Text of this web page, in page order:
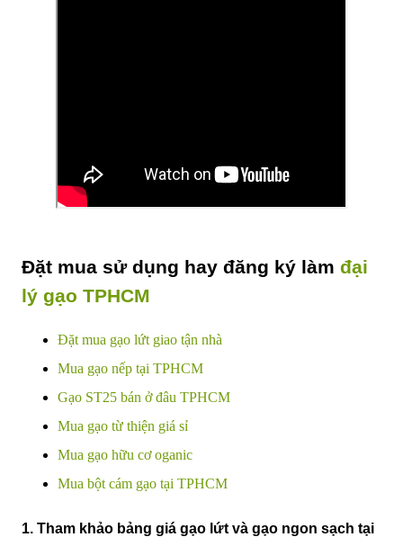
Đặt mua sử dụng hay đăng ký làm đại
lý gạo TPHCM
Đặt mua gạo lứt giao tận nhà
Mua gạo nếp tại TPHCM
Gạo ST25 bán ở đâu TPHCM
Mua gạo từ thiện giá sỉ
Mua gạo hữu cơ oganic
Mua bột cám gạo tại TPHCM
1. Tham khảo bảng giá gạo lứt và gạo ngon sạch tại